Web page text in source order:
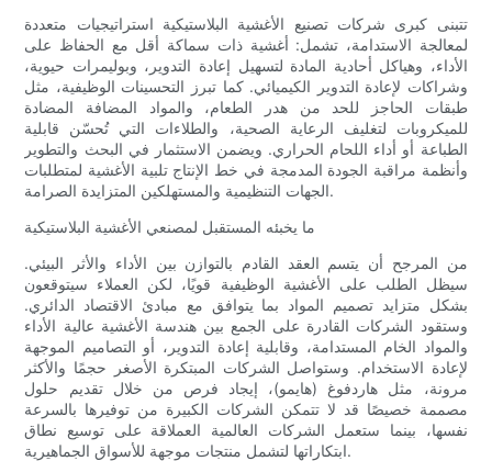
تتبنى كبرى شركات تصنيع الأغشية البلاستيكية استراتيجيات متعددة
لمعالجة الاستدامة، تشمل: أغشية ذات سماكة أقل مع الحفاظ على
الأداء، وهياكل أحادية المادة لتسهيل إعادة التدوير، وبوليمرات حيوية،
وشراكات لإعادة التدوير الكيميائي. كما تبرز التحسينات الوظيفية، مثل
طبقات الحاجز للحد من هدر الطعام، والمواد المضافة المضادة
للميكروبات لتغليف الرعاية الصحية، والطلاءات التي تُحسّن قابلية
الطباعة أو أداء اللحام الحراري. ويضمن الاستثمار في البحث والتطوير
وأنظمة مراقبة الجودة المدمجة في خط الإنتاج تلبية الأغشية لمتطلبات
الجهات التنظيمية والمستهلكين المتزايدة الصرامة.
ما يخبئه المستقبل لمصنعي الأغشية البلاستيكية
من المرجح أن يتسم العقد القادم بالتوازن بين الأداء والأثر البيئي.
سيظل الطلب على الأغشية الوظيفية قويًا، لكن العملاء سيتوقعون
بشكل متزايد تصميم المواد بما يتوافق مع مبادئ الاقتصاد الدائري.
وستقود الشركات القادرة على الجمع بين هندسة الأغشية عالية الأداء
والمواد الخام المستدامة، وقابلية إعادة التدوير، أو التصاميم الموجهة
لإعادة الاستخدام. وستواصل الشركات المبتكرة الأصغر حجمًا والأكثر
مرونة، مثل هاردفوغ (هايمو)، إيجاد فرص من خلال تقديم حلول
مصممة خصيصًا قد لا تتمكن الشركات الكبيرة من توفيرها بالسرعة
نفسها، بينما ستعمل الشركات العالمية العملاقة على توسيع نطاق
ابتكاراتها لتشمل منتجات موجهة للأسواق الجماهيرية.